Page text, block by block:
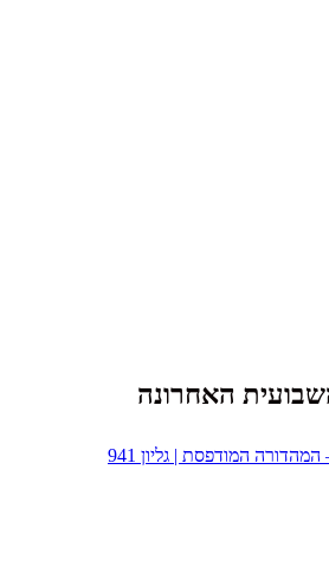
האחרונה
המודפסת | גליון 941